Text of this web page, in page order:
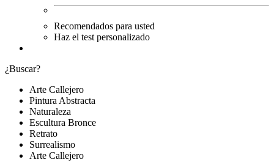
Recomendados para usted
Haz el test personalizado
¿Buscar?
Arte Callejero
Pintura Abstracta
Naturaleza
Escultura Bronce
Retrato
Surrealismo
Arte Callejero